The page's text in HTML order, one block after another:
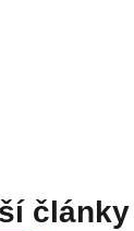
články